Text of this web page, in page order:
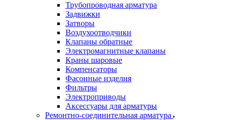
Трубопроводная арматура
Задвижки
Затворы
Воздухоотводчики
Клапаны обратные
Электромагнитные клапаны
Краны шаровые
Компенсаторы
Фасонные изделия
Фильтры
Электроприводы
Аксессуары для арматуры
Ремонтно-соединительная арматура